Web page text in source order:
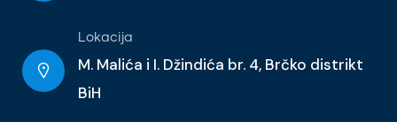
Lokacija
M. Malića i I. Džindića br. 4, Brčko distrikt
BiH